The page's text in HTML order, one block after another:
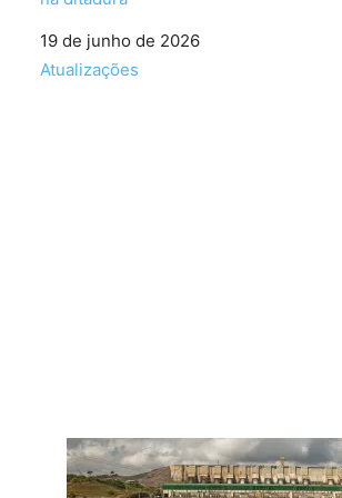
Data
19 de junho de 2026
Em relação a
Atualizações